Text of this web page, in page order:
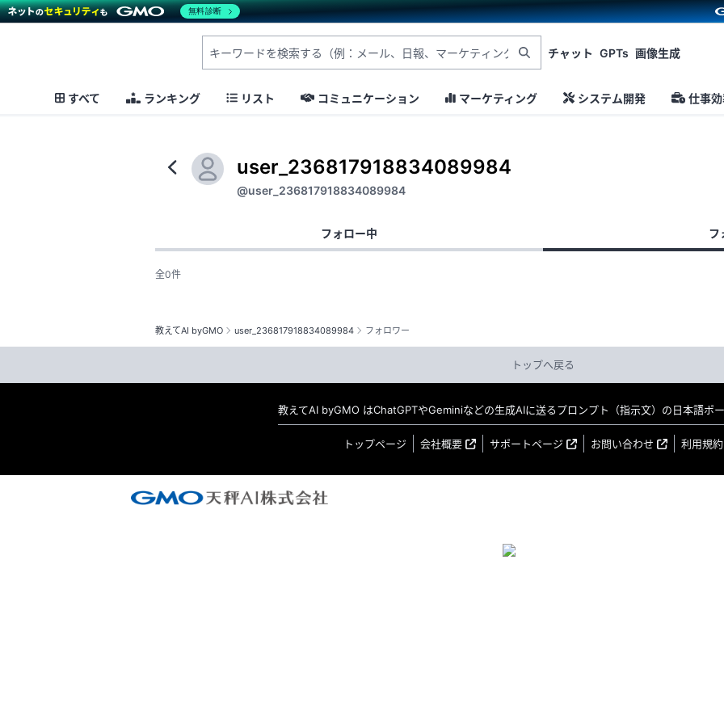
チャット GPTs 画像生成
すべて ランキング リスト コミュニケーション マーケティング システム開発 仕事
user_236817918834089984
@user_236817918834089984
フォロー中 フ
全0件
教えてAI byGMO user_236817918834089984 フォロワー
トップへ戻る
教えてAI byGMO はChatGPTやGeminiなどの生成AIに送るプロンプト（指示文）の日本語ポー
トップページ 会社概要 サポートページ お問い合わせ 利用規約
無料診断